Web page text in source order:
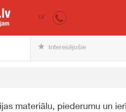
iepirkumi.lv
LV
Interesējošie
materiālu, piederumu un